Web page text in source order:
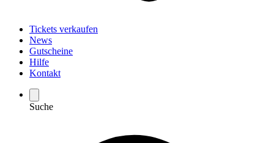
Tickets verkaufen
News
Gutscheine
Hilfe
Kontakt
Suche